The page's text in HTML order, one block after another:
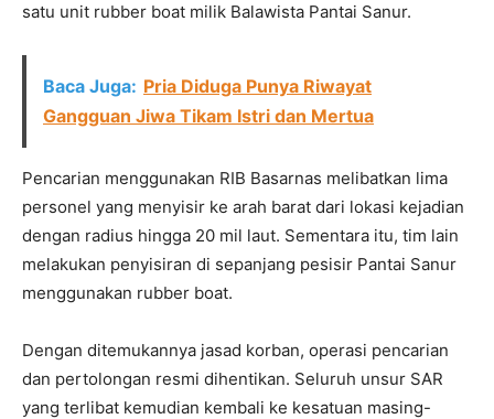
satu unit rubber boat milik Balawista Pantai Sanur.
Baca Juga: Pria Diduga Punya Riwayat
Gangguan Jiwa Tikam Istri dan Mertua
Pencarian menggunakan RIB Basarnas melibatkan lima
personel yang menyisir ke arah barat dari lokasi kejadian
dengan radius hingga 20 mil laut. Sementara itu, tim lain
melakukan penyisiran di sepanjang pesisir Pantai Sanur
menggunakan rubber boat.
Dengan ditemukannya jasad korban, operasi pencarian
dan pertolongan resmi dihentikan. Seluruh unsur SAR
yang terlibat kemudian kembali ke kesatuan masing-